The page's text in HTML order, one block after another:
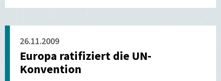
26.11.2009
Europa ratifiziert die UN-
Konvention